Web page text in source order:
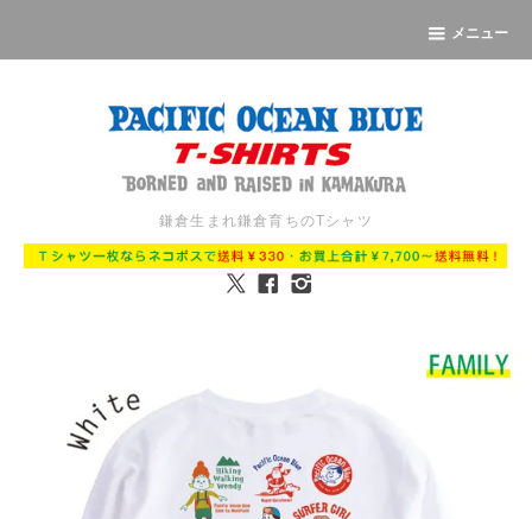
メニュー
鎌倉生まれ鎌倉育ちのTシャツ